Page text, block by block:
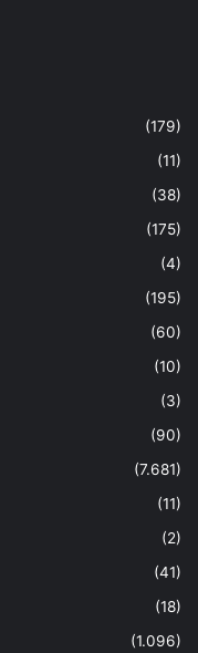
(179)
(11)
(38)
(175)
(4)
(195)
(60)
(10)
(3)
(90)
(7.681)
(11)
(2)
(41)
(18)
(1.096)